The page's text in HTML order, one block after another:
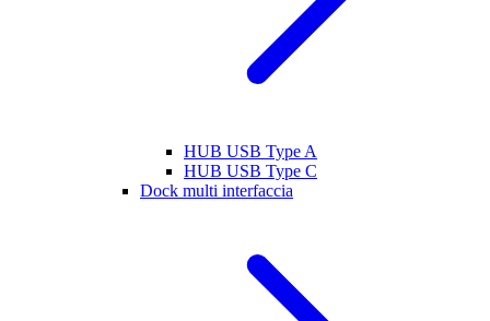
HUB USB Type A
HUB USB Type C
Dock multi interfaccia